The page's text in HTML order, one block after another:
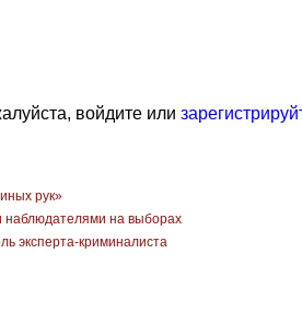
войдите или
рук»
наблюдателями на выборах
эксперта-криминалиста